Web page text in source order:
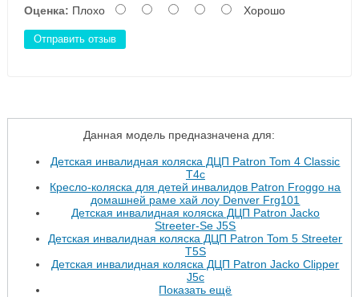
Оценка: Плохо Хорошо
Отправить отзыв
Данная модель предназначена для:
Детская инвалидная коляска ДЦП Patron Tom 4 Classic
T4c
Кресло-коляска для детей инвалидов Patron Froggo на
домашней раме хай лоу Denver Frg101
Детская инвалидная коляска ДЦП Patron Jacko
Streeter-Se J5S
Детская инвалидная коляска ДЦП Patron Tom 5 Streeter
T5S
Детская инвалидная коляска ДЦП Patron Jacko Clipper
J5c
Показать ещё